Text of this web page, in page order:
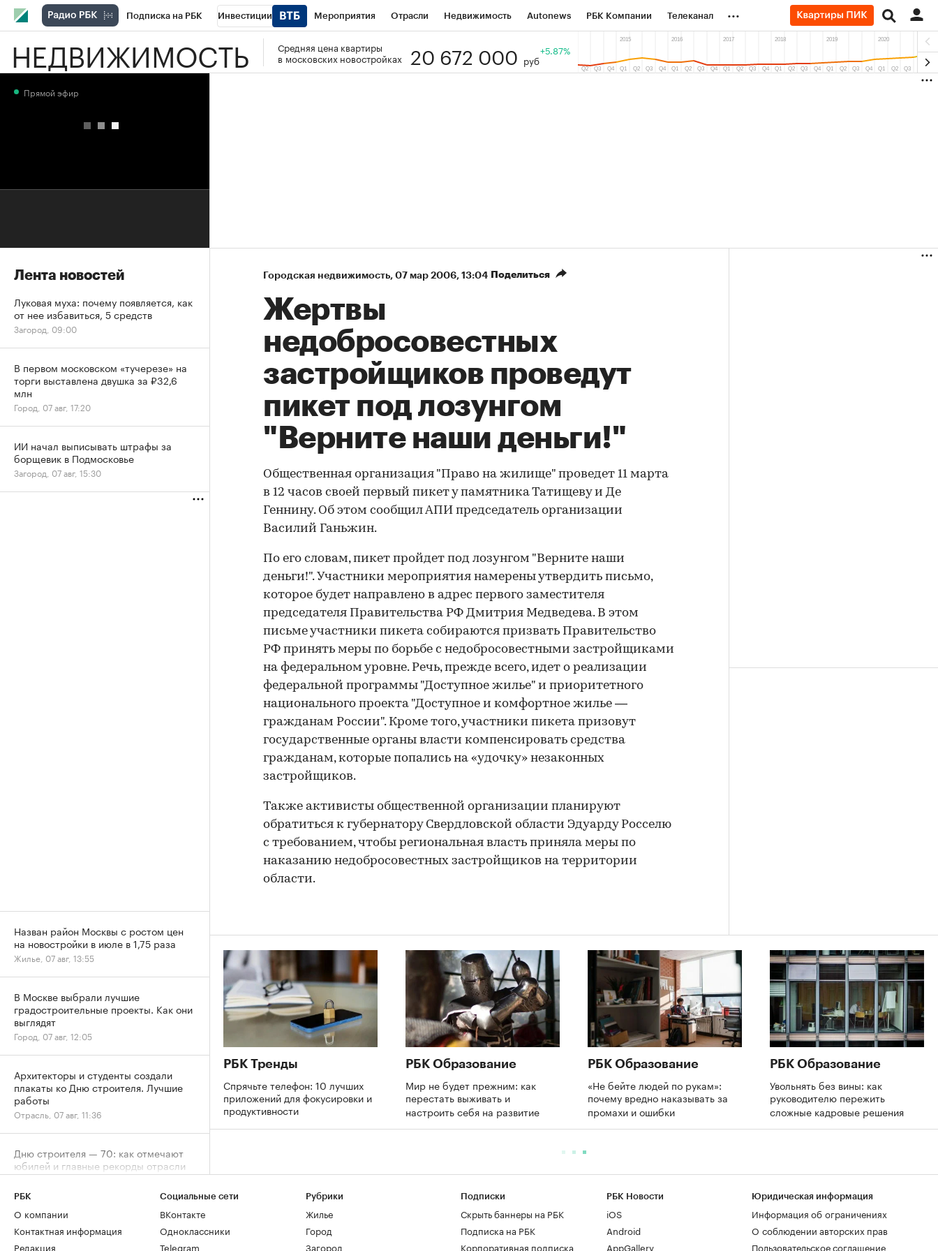
Подписка на РБК Инвестиции Мероприятия Отрасли Недвижимость Autonews РБК Компании Телеканал
РБК Вино Спорт Школа управления РБК РБК Образование Тренды
...
НЕДВИЖИМОСТЬ
Средняя цена квартиры
в московских новостройках
20 672 000 руб
+5.87%
Городская недвижимость⁠, 07 мар 2006, 13:04 Поделиться
Жертвы
недобросовестных
застройщиков проведут
пикет под лозунгом
"Верните наши деньги!"
Общественная организация "Право на жилище" проведет 11 марта
в 12 часов своей первый пикет у памятника Татищеву и Де
Геннину. Об этом сообщил АПИ председатель организации
Василий Ганьжин.
По его словам, пикет пройдет под лозунгом "Верните наши
деньги!". Участники мероприятия намерены утвердить письмо,
которое будет направлено в адрес первого заместителя
председателя Правительства РФ Дмитрия Медведева. В этом
письме участники пикета собираются призвать Правительство
РФ принять меры по борьбе с недобросовестными застройщиками
на федеральном уровне. Речь, прежде всего, идет о реализации
федеральной программы "Доступное жилье" и приоритетного
национального проекта "Доступное и комфортное жилье —
гражданам России". Кроме того, участники пикета призовут
государственные органы власти компенсировать средства
гражданам, которые попались на «удочку» незаконных
застройщиков.
Также активисты общественной организации планируют
обратиться к губернатору Свердловской области Эдуарду Росселю
с требованием, чтобы региональная власть приняла меры по
наказанию недобросовестных застройщиков на территории
области.
РБК Тренды
Спрячьте телефон: 10 лучших
приложений для фокусировки и
продуктивности
РБК Образование
Мир не будет прежним: как
перестать выживать и
настроить себя на развитие
РБК Образование
«Не бейте людей по рукам»:
почему вредно наказывать за
промахи и ошибки
РБК Образование
Увольнять без вины: как
руководителю пережить
сложные кадровые решения
Прямой эфир
Лента новостей
Луковая муха: почему появляется, как
от нее избавиться, 5 средств
Загород, 09:00
В первом московском «тучерезе» на
торги выставлена двушка за ₽32,6
млн
Город, 07 авг, 17:20
ИИ начал выписывать штрафы за
борщевик в Подмосковье
Загород, 07 авг, 15:30
Назван район Москвы с ростом цен
на новостройки в июле в 1,75 раза
Жилье, 07 авг, 13:55
В Москве выбрали лучшие
градостроительные проекты. Как они
выглядят
Город, 07 авг, 12:05
Архитекторы и студенты создали
плакаты ко Дню строителя. Лучшие
работы
Отрасль, 07 авг, 11:36
Дню строителя — 70: как отмечают
юбилей и главные рекорды отрасли
Отрасль, 07 авг, 11:04
Рост цен на жилье в июле охватил все
округа Москвы
Жилье, 07 авг, 09:34
РБК
О компании
Контактная информация
Редакция
Социальные сети
ВКонтакте
Одноклассники
Telegram
Рубрики
Жилье
Город
Загород
Подписки
Скрыть баннеры на РБК
Подписка на РБК
Корпоративная подписка
РБК Новости
iOS
Android
AppGallery
Юридическая информация
Информация об ограничениях
О соблюдении авторских прав
Пользовательское соглашение